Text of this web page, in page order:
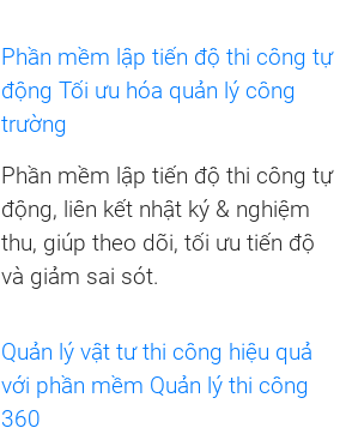
Phần mềm lập tiến độ thi công tự
động Tối ưu hóa quản lý công
trường
Phần mềm lập tiến độ thi công tự
động, liên kết nhật ký & nghiệm
thu, giúp theo dõi, tối ưu tiến độ
và giảm sai sót.
Quản lý vật tư thi công hiệu quả
với phần mềm Quản lý thi công
360